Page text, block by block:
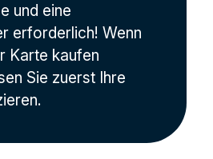
und eine
erforderlich! Wenn
Karte kaufen
Sie zuerst Ihre